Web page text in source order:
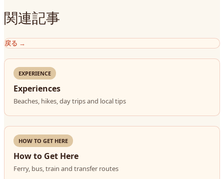
関連記事
戻る →
EXPERIENCE
Experiences
Beaches, hikes, day trips and local tips
HOW TO GET HERE
How to Get Here
Ferry, bus, train and transfer routes